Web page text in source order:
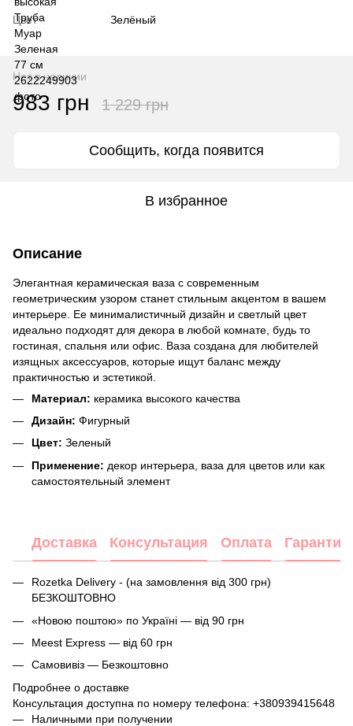
Цвет Зелёный
Нет в наличии
983 грн 1 229 грн
Сообщить, когда появится
В избранное
Описание
Элегантная керамическая ваза с современным
геометрическим узором станет стильным акцентом в вашем
интерьере. Ее минималистичный дизайн и светлый цвет
идеально подходят для декора в любой комнате, будь то
гостиная, спальня или офис. Ваза создана для любителей
изящных аксессуаров, которые ищут баланс между
практичностью и эстетикой.
Материал: керамика высокого качества
Дизайн: Фигурный
Цвет: Зеленый
Применение: декор интерьера, ваза для цветов или как
самостоятельный элемент
Доставка Консультация Оплата Гарантия
Rozetka Delivery - (на замовлення від 300 грн)
БЕЗКОШТОВНО
«Новою поштою» по Україні — від 90 грн
Meest Express — від 60 грн
Самовивіз — Безкоштовно
Подробнее о доставке
Консультация доступна по номеру телефона: +380939415648
Наличными при получении